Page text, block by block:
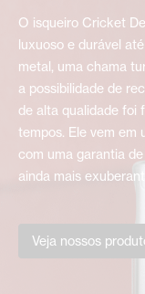
O isqueiro Cricket
luxuoso e durável
metal, uma chama
a possibilidade de
de alta qualidade foi
tempos. Ele vem em
com uma garantia
ainda mais
Veja nossos